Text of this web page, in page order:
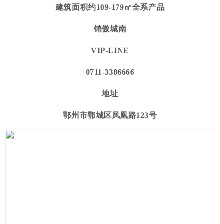
建筑面积约109-179㎡全系产品
销傲城南
VIP-LINE
0711-3386666
地址
鄂州市鄂城区凤凰路123号